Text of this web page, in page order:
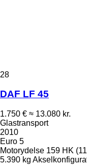
28
DAF LF 45
1.750 € ≈ 13.080 kr.
Glastransport
2010
Euro 5
Motorydelse 159 HK
5.390 kg